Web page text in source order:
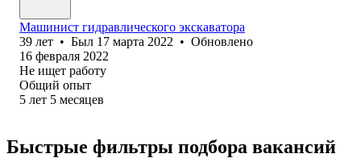
Машинист гидравлического экскаватора‎
39 лет • Был 17 марта 2022 • Обновлено
16 февраля 2022
Не ищет работу
Общий опыт
5 лет 5 месяцев
Быстрые фильтры подбора вакансий